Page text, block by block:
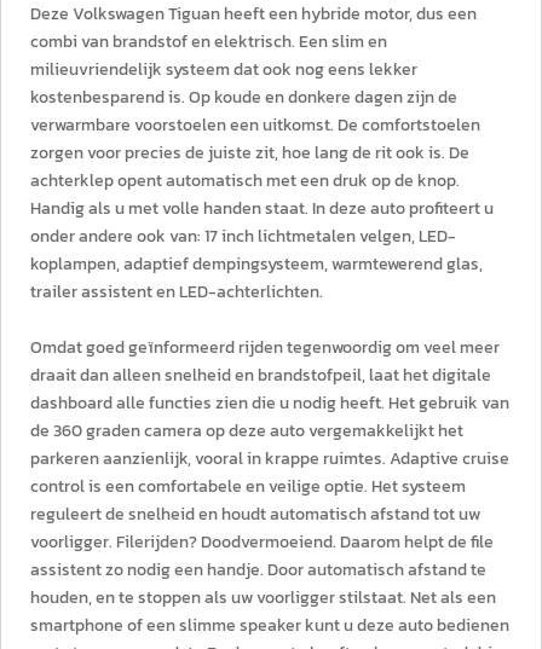
Deze Volkswagen Tiguan heeft een hybride motor, dus een
combi van brandstof en elektrisch. Een slim en
milieuvriendelijk systeem dat ook nog eens lekker
kostenbesparend is. Op koude en donkere dagen zijn de
verwarmbare voorstoelen een uitkomst. De comfortstoelen
zorgen voor precies de juiste zit, hoe lang de rit ook is. De
achterklep opent automatisch met een druk op de knop.
Handig als u met volle handen staat. In deze auto profiteert u
onder andere ook van: 17 inch lichtmetalen velgen, LED-
koplampen, adaptief dempingsysteem, warmtewerend glas,
trailer assistent en LED-achterlichten.
Omdat goed geïnformeerd rijden tegenwoordig om veel meer
draait dan alleen snelheid en brandstofpeil, laat het digitale
dashboard alle functies zien die u nodig heeft. Het gebruik van
de 360 graden camera op deze auto vergemakkelijkt het
parkeren aanzienlijk, vooral in krappe ruimtes. Adaptive cruise
control is een comfortabele en veilige optie. Het systeem
reguleert de snelheid en houdt automatisch afstand tot uw
voorligger. Filerijden? Doodvermoeiend. Daarom helpt de file
assistent zo nodig een handje. Door automatisch afstand te
houden, en te stoppen als uw voorligger stilstaat. Net als een
smartphone of een slimme speaker kunt u deze auto bedienen